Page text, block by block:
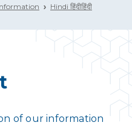
Hindi हिंदीहिंदी
of our information